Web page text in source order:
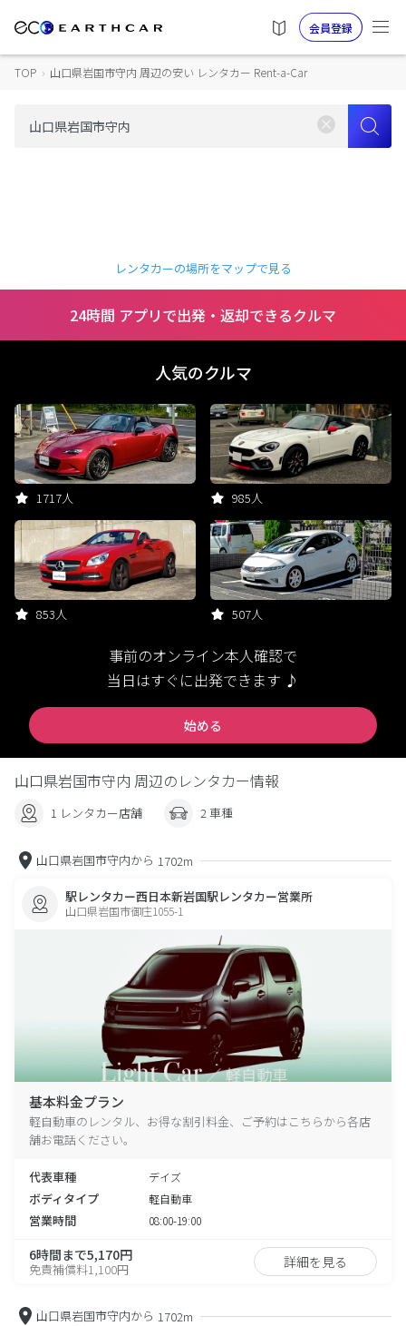
会員登録
TOP › 山口県岩国市守内 周辺の安い レンタカー Rent-a-Car
レンタカーの場所をマップで見る
24時間 アプリで出発・返却できるクルマ
人気のクルマ
1717人 985人
853人 507人
事前のオンライン本人確認で
当日はすぐに出発できます ♪
始める
山口県岩国市守内 周辺のレンタカー情報
1 レンタカー店舗 2 車種
山口県岩国市守内から 1702m
駅レンタカー西日本新岩国駅レンタカー営業所
山口県岩国市御庄1055-1
基本料金プラン
軽自動車のレンタル、お得な割引料金、ご予約はこちらから各店
舗お電話ください。
代表車種 デイズ
ボディタイプ 軽自動車
営業時間 08:00-19:00
6時間まで5,170円
免責補償料1,100円 詳細を見る
山口県岩国市守内から 1702m